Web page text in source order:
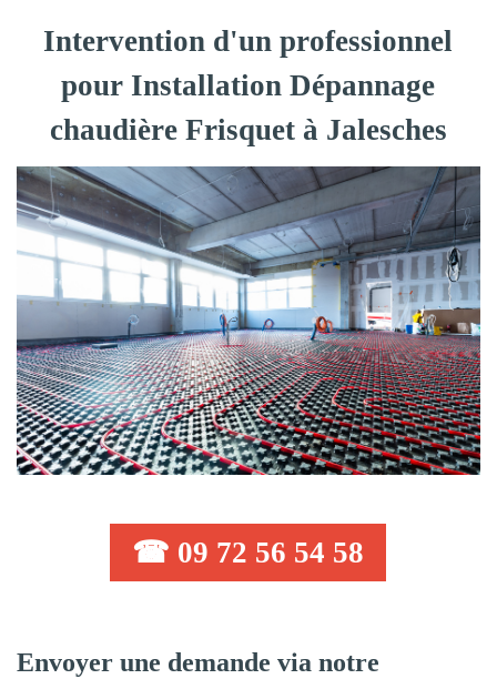
Intervention d'un professionnel
pour Installation Dépannage
chaudière Frisquet à Jalesches
☎ 09 72 56 54 58
Envoyer une demande via notre